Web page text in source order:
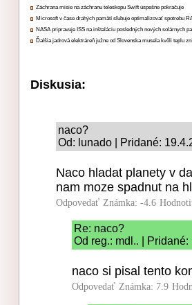
Záchrana misie na záchranu teleskopu Swift úspešne pokračuje
Microsoft v čase drahých pamätí sľubuje optimalizovať spotrebu
NASA pripravuje ISS na inštaláciu posledných nových solárnych
Ďalšia jadrová elektráreň južne od Slovenska musela kvôli teplu
Diskusia:
naco?
Od: lunado | Pridané:
Naco hladat planety v
nam moze spadnut na
Odpovedať Známka: -4.6
Re: naco?
Od reg.: mdl.. |
naco si pisal tento
Odpovedať Známka: 7.9